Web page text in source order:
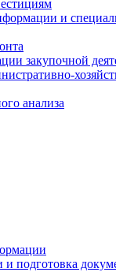
и
закупочной
анализа
подготовка